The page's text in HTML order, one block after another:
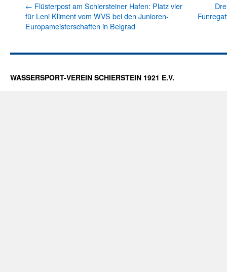
← Flüsterpost am Schiersteiner Hafen: Platz vier
für Leni Kliment vom WVS bei den Junioren-
Europameisterschaften in Belgrad
WASSERSPORT-VEREIN SCHIERSTEIN 1921 E.V.